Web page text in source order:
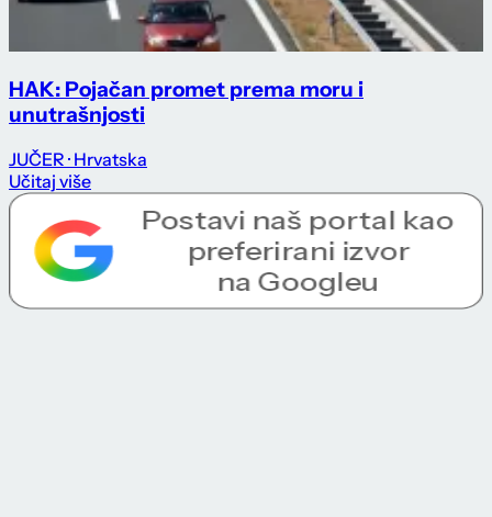
HAK: Pojačan promet prema moru i
unutrašnjosti
JUČER · Hrvatska
Učitaj više